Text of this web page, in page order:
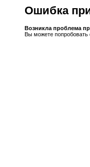
Ошибка
Возникла проблема
Вы можете попробовать